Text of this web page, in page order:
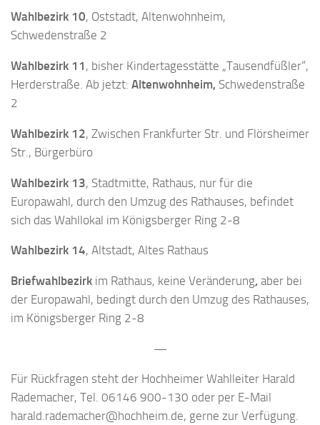
Wahlbezirk 10, Oststadt, Altenwohnheim,
Schwedenstraße 2
Wahlbezirk 11 , bisher Kindertagesstätte „Tausendfüßler“,
Herderstraße. Ab jetzt: Altenwohnheim, Schwedenstraße
2
Wahlbezirk 12, Zwischen Frankfurter Str. und Flörsheimer
Str., Bürgerbüro
Wahlbezirk 13, Stadtmitte, Rathaus, nur für die
Europawahl, durch den Umzug des Rathauses, befindet
sich das Wahllokal im Königsberger Ring 2-8
Wahlbezirk 14, Altstadt, Altes Rathaus
Briefwahlbezirk im Rathaus, keine Veränderung, aber bei
der Europawahl, bedingt durch den Umzug des Rathauses,
im Königsberger Ring 2-8
—
Für Rückfragen steht der Hochheimer Wahlleiter Harald
Rademacher, Tel. 06146 900-130 oder per E-Mail
harald.rademacher@hochheim.de, gerne zur Verfügung.